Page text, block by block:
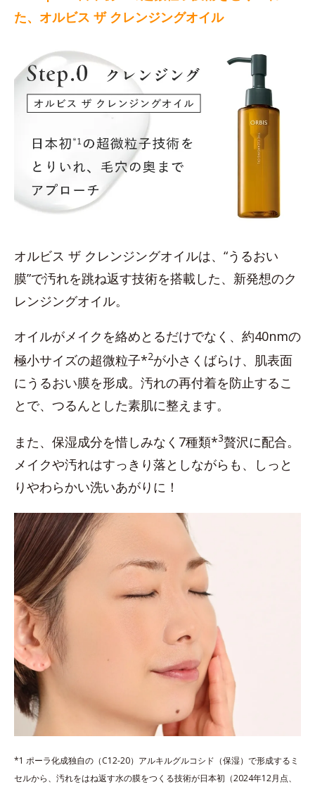
た、オルビス ザ クレンジングオイル
オルビス ザ クレンジングオイルは、“うるおい
膜”で汚れを跳ね返す技術を搭載した、新発想のク
レンジングオイル。
オイルがメイクを絡めとるだけでなく、約40nmの
極小サイズの超微粒子*2が小さくばらけ、肌表面
にうるおい膜を形成。汚れの再付着を防止するこ
とで、つるんとした素肌に整えます。
また、保湿成分を惜しみなく7種類*3贅沢に配合。
メイクや汚れはすっきり落としながらも、しっと
りやわらかい洗いあがりに！
*1 ポーラ化成独自の（C12-20）アルキルグルコシド（保湿）で形成するミ
セルから、汚れをはね返す水の膜をつくる技術が日本初（2024年12月点、